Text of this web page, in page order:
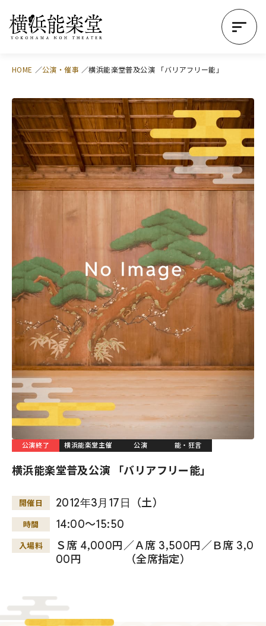
HOME 公演・催事 横浜能楽堂普及公演 「バリアフリー能」
公演終了 横浜能楽堂主催 公演 能・狂言
横浜能楽堂普及公演 「バリアフリー能」
開催日 2012年3月 17日 （土）
時間 14:00～15:50
入場料
Ｓ席 4,000円／Ａ席 3,500円／Ｂ席 3,0
00円 （全席指定）